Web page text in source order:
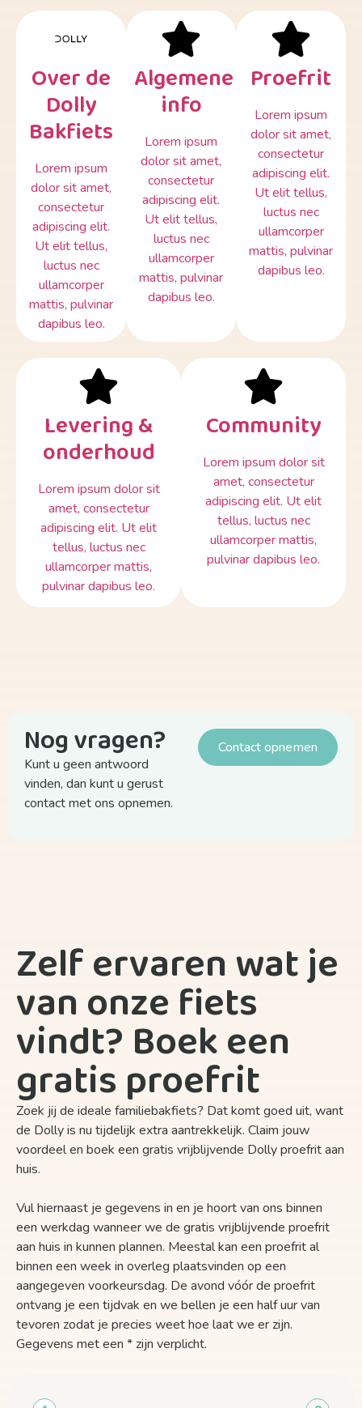
Over de
Dolly
Bakfiets
Lorem ipsum
dolor sit amet,
consectetur
adipiscing elit.
Ut elit tellus,
luctus nec
ullamcorper
mattis, pulvinar
dapibus leo.
Algemene
info
Lorem ipsum
dolor sit amet,
consectetur
adipiscing elit.
Ut elit tellus,
luctus nec
ullamcorper
mattis, pulvinar
dapibus leo.
Proefrit
Lorem ipsum
dolor sit amet,
consectetur
adipiscing elit.
Ut elit tellus,
luctus nec
ullamcorper
mattis, pulvinar
dapibus leo.
Levering &
onderhoud
Lorem ipsum dolor sit
amet, consectetur
adipiscing elit. Ut elit
tellus, luctus nec
ullamcorper mattis,
pulvinar dapibus leo.
Community
Lorem ipsum dolor sit
amet, consectetur
adipiscing elit. Ut elit
tellus, luctus nec
ullamcorper mattis,
pulvinar dapibus leo.
Nog vragen?
Kunt u geen antwoord
vinden, dan kunt u gerust
contact met ons opnemen.
Contact opnemen
Zelf ervaren wat je
van onze fiets
vindt? Boek een
gratis proefrit
Zoek jij de ideale familiebakfiets? Dat komt goed uit, want
de Dolly is nu tijdelijk extra aantrekkelijk. Claim jouw
voordeel en boek een gratis vrijblijvende Dolly proefrit aan
huis.
Vul hiernaast je gegevens in en je hoort van ons binnen
een werkdag wanneer we de gratis vrijblijvende proefrit
aan huis in kunnen plannen. Meestal kan een proefrit al
binnen een week in overleg plaatsvinden op een
aangegeven voorkeursdag. De avond vóór de proefrit
ontvang je een tijdvak en we bellen je een half uur van
tevoren zodat je precies weet hoe laat we er zijn.
Gegevens met een * zijn verplicht.